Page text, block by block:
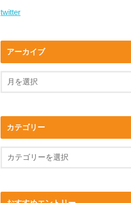
twitter
アーカイブ
カテゴリー